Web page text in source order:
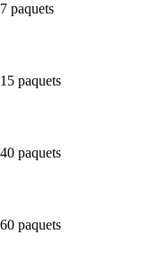
7 paquets
15 paquets
40 paquets
60 paquets